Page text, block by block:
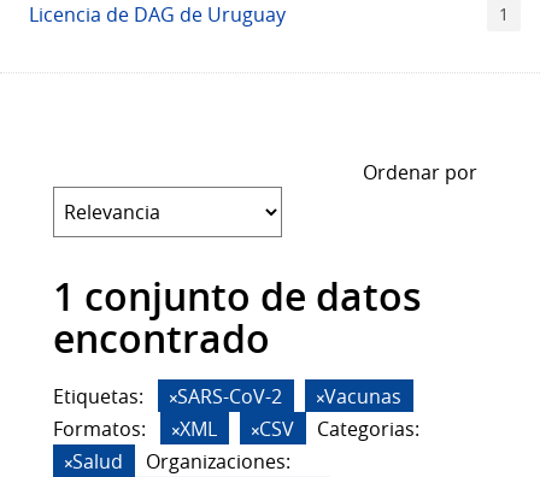
Licencia de DAG de Uruguay 1
Ordenar por
1 conjunto de datos
encontrado
Etiquetas: SARS-CoV-2
Vacunas
Formatos:
XML CSV
Categorias:
Salud
Organizaciones: